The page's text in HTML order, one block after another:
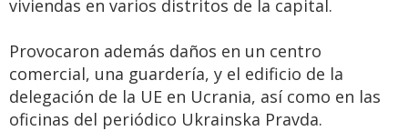
viviendas en varios distritos de la capital.
Provocaron además daños en un centro
comercial, una guardería, y el edificio de la
delegación de la UE en Ucrania, así como en las
oficinas del periódico Ukrainska Pravda.